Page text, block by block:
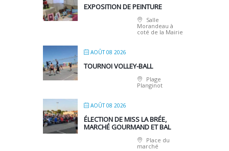
EXPOSITION DE PEINTURE
Salle
Morandeau à
coté de la Mairie
AOÛT 08 2026
TOURNOI VOLLEY-BALL
Plage
Planginot
AOÛT 08 2026
ÉLECTION DE MISS LA BRÉE,
MARCHÉ GOURMAND ET BAL
Place du
marché